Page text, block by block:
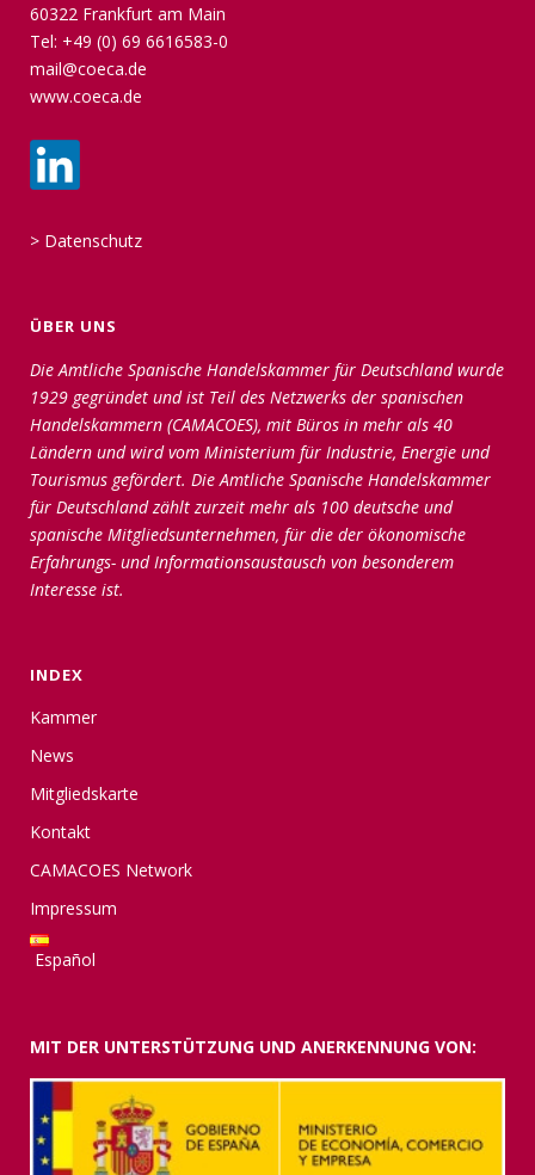
60322 Frankfurt am Main
Tel: +49 (0) 69 6616583-0
mail@coeca.de
www.coeca.de
> Datenschutz
ÜBER UNS
Die Amtliche Spanische Handelskammer für Deutschland wurde
1929 gegründet und ist Teil des Netzwerks der spanischen
Handelskammern (CAMACOES), mit Büros in mehr als 40
Ländern und wird vom Ministerium für Industrie, Energie und
Tourismus gefördert. Die Amtliche Spanische Handelskammer
für Deutschland zählt zurzeit mehr als 100 deutsche und
spanische Mitgliedsunternehmen, für die der ökonomische
Erfahrungs- und Informationsaustausch von besonderem
Interesse ist.
INDEX
Kammer
News
Mitgliedskarte
Kontakt
CAMACOES Network
Impressum
Español
MIT DER UNTERSTÜTZUNG UND ANERKENNUNG VON: